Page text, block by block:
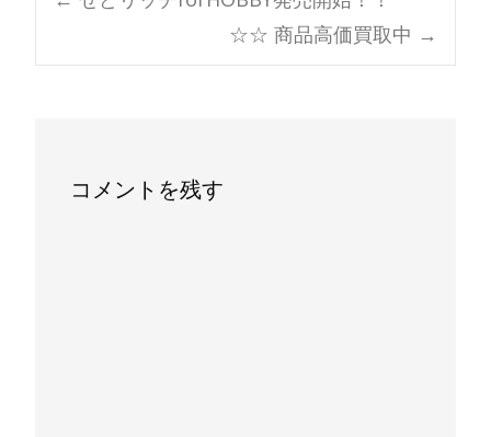
Post
navigation
☆☆ 商品高価買取中 →
コメントを残す